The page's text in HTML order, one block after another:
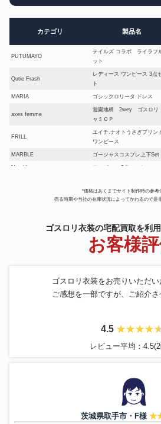
カテゴリ 製品名
PUTUMAYO
テイルズ コラボ ライラフ
ット
Qutie Frash
レディース ワンピース 3点
ト
MARIA ゴシックロリータ ドレス
axes femme
遊園地柄 2wey ゴスロ
ャミＯＰ
FRILL
エイチ.ナオトうさぎプリン
ワンピース
MARBLE ゴージャスコスプレ上下Set
Na +H ワンピース 3点セット
ト
メアリーマグダレン デリスフルールワンピース
コルセット
アイアンゲート プリント ワ
ース
Metamorphose
BABY THE STARS SHINE
ジャンパースカート
薔薇レース ロングワンピー
ラッセルレース付き別珍ワン
ラッパ袖ベビードールワン
フェザー付きラメ入り別珍ワ
十字架パフスリーブワンピー
metamorphose temps de filles 王冠プリントワンピース
*価格はあくまでサイト制作時の参考
売る時期や当社の在庫状況によってかわるので是
ゴスロリ衣装の宅配買取を利
お客様
ゴスロリ衣装をお売りいただ
ご感想を一部ですが、ご紹介さ
4.5
レビュー平均：
茨城県取手市・F様